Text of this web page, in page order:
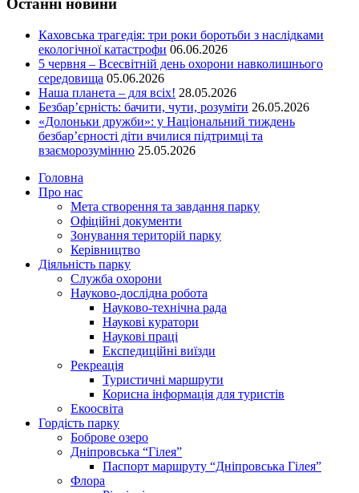
Останні новини
Каховська трагедія: три роки боротьби з наслідками
екологічної катастрофи 06.06.2026
5 червня – Всесвітній день охорони навколишнього
середовища 05.06.2026
Наша планета – для всіх! 28.05.2026
Безбар’єрність: бачити, чути, розуміти 26.05.2026
«Долоньки дружби»: у Національний тиждень
безбар’єрності діти вчилися підтримці та
взаєморозумінню 25.05.2026
Головна
Про нас
Мета створення та завдання парку
Офіційні документи
Зонування територій парку
Керівництво
Діяльність парку
Служба охорони
Науково-дослідна робота
Науково-технічна рада
Наукові куратори
Наукові праці
Експедиційні виїзди
Рекреація
Туристичні маршрути
Корисна інформація для туристів
Екоосвіта
Гордість парку
Боброве озеро
Дніпровська “Гілея”
Паспорт маршруту “Дніпровська Гілея”
Флора